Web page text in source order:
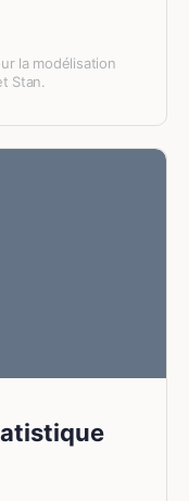
la modélisation
Stan.